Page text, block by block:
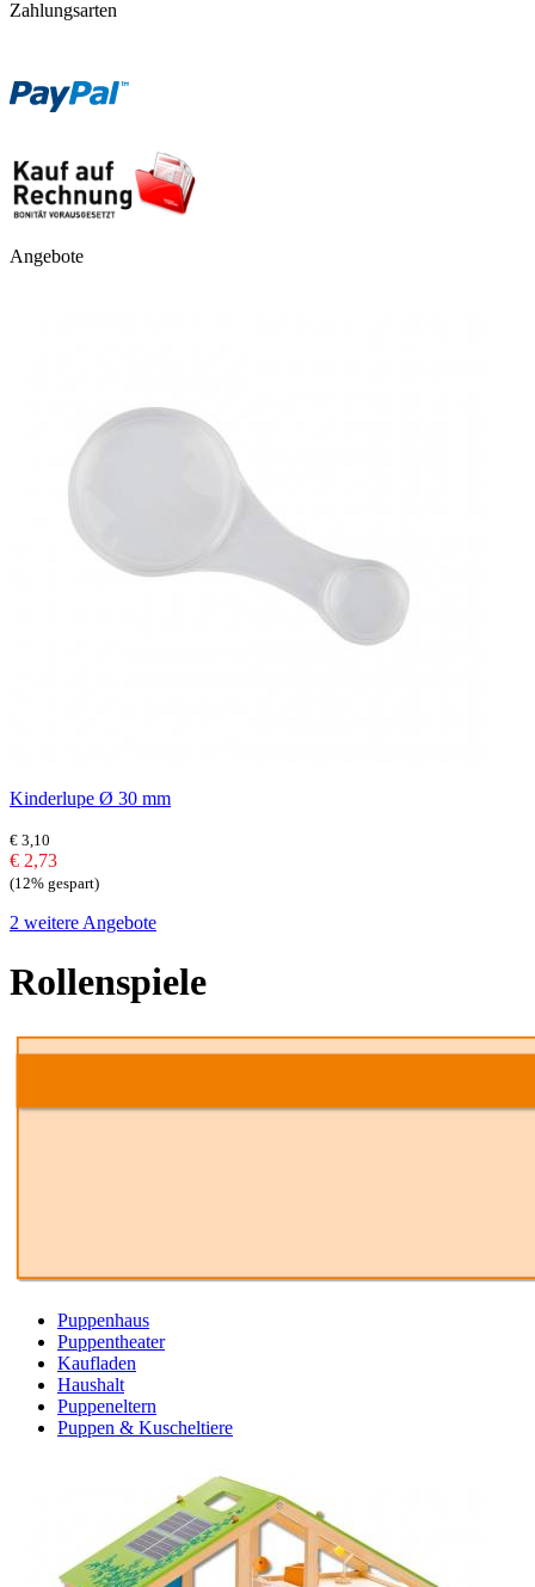
Zahlungsarten
Angebote
Kinderlupe Ø 30 mm
€ 3,10
€ 2,73
(12% gespart)
2 weitere Angebote
Rollenspiele
Puppenhaus
Puppentheater
Kaufladen
Haushalt
Puppeneltern
Puppen & Kuscheltiere